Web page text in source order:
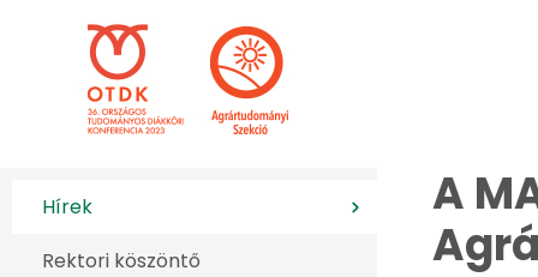
Az
Hírek
Rektori köszöntő
A